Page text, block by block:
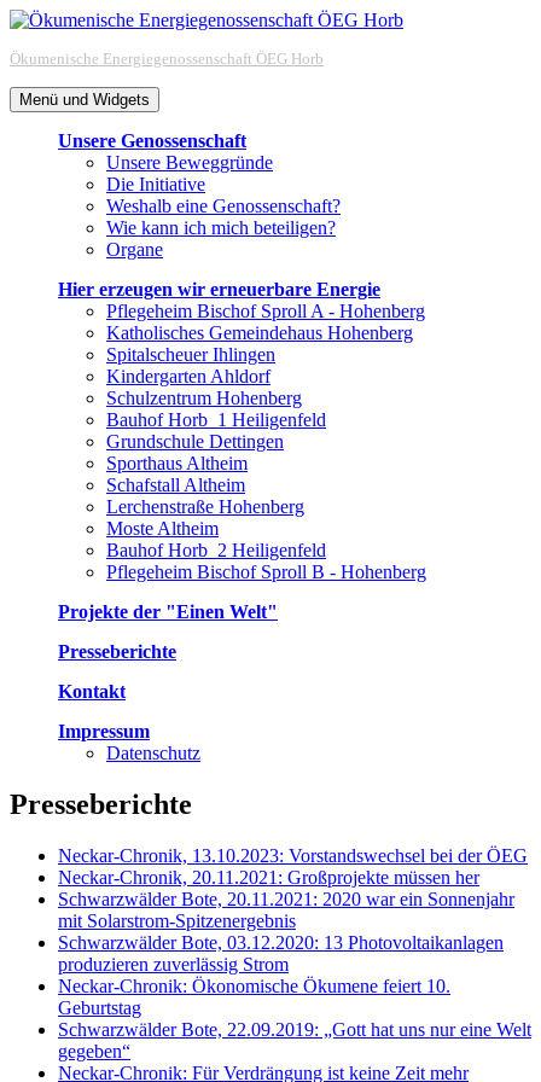
Zum
springen
Ökumenische Energiegenossenschaft ÖEG Horb
Menü und Widgets
Unsere Genossenschaft
Unsere Beweggründe
Die Initiative
Weshalb eine Genossenschaft?
Wie kann ich mich beteiligen?
Organe
Hier erzeugen wir erneuerbare Energie
Pflegeheim Bischof Sproll A - Hohenberg
Katholisches Gemeindehaus Hohenberg
Spitalscheuer Ihlingen
Kindergarten Ahldorf
Schulzentrum Hohenberg
Bauhof Horb_1 Heiligenfeld
Grundschule Dettingen
Sporthaus Altheim
Schafstall Altheim
Lerchenstraße Hohenberg
Moste Altheim
Bauhof Horb_2 Heiligenfeld
Pflegeheim Bischof Sproll B - Hohenberg
Projekte der "Einen Welt"
Presseberichte
Kontakt
Impressum
Datenschutz
Presseberichte
Neckar-Chronik, 13.10.2023: Vorstandswechsel bei der ÖEG
Neckar-Chronik, 20.11.2021: Großprojekte müssen her
Schwarzwälder Bote, 20.11.2021: 2020 war ein Sonnenjahr
mit Solarstrom-Spitzenergebnis
Schwarzwälder Bote, 03.12.2020: 13 Photovoltaikanlagen
produzieren zuverlässig Strom
Neckar-Chronik: Ökonomische Ökumene feiert 10.
Geburtstag
Schwarzwälder Bote, 22.09.2019: „Gott hat uns nur eine Welt
gegeben“
Neckar-Chronik: Für Verdrängung ist keine Zeit mehr